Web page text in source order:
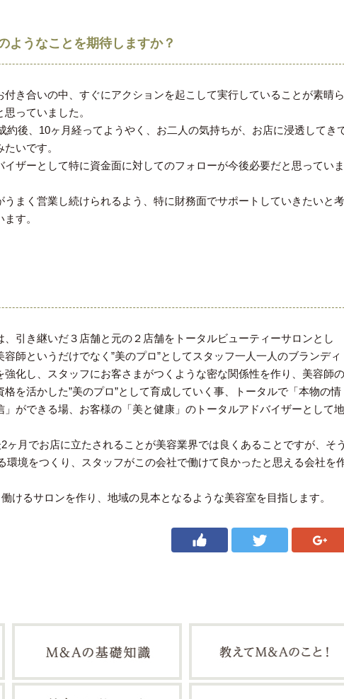
ようなことを期待しますか？
付き合いの中、すぐにアクションを起こして実行していることが素晴ら
思っていました。
約後、10ヶ月経ってようやく、お二人の気持ちが、お店に浸透してき
たいです。
イザーとして特に資金面に対してのフォローが今後必要だと思っていま
うまく営業し続けられるよう、特に財務面でサポートしていきたいと考
ます。
、引き継いだ３店舗と元の２店舗をトータルビューティーサロンとし
容師というだけでなく”美のプロ”としてスタッフ一人一人のブランディ
強化し、スタッフにお客さまがつくような密な関係性を作り、美容師の
格を活かした”美のプロ”として育成していく事、トータルで「本物の情
」ができる場、お客様の「美と健康」のトータルアドバイザーとして地
ヶ月でお店に立たされることが美容業界では良くあることですが、そ
環境をつくり、スタッフがこの会社で働けて良かったと思える会社を
けるサロンを作り、地域の見本となるような美容室を目指します。